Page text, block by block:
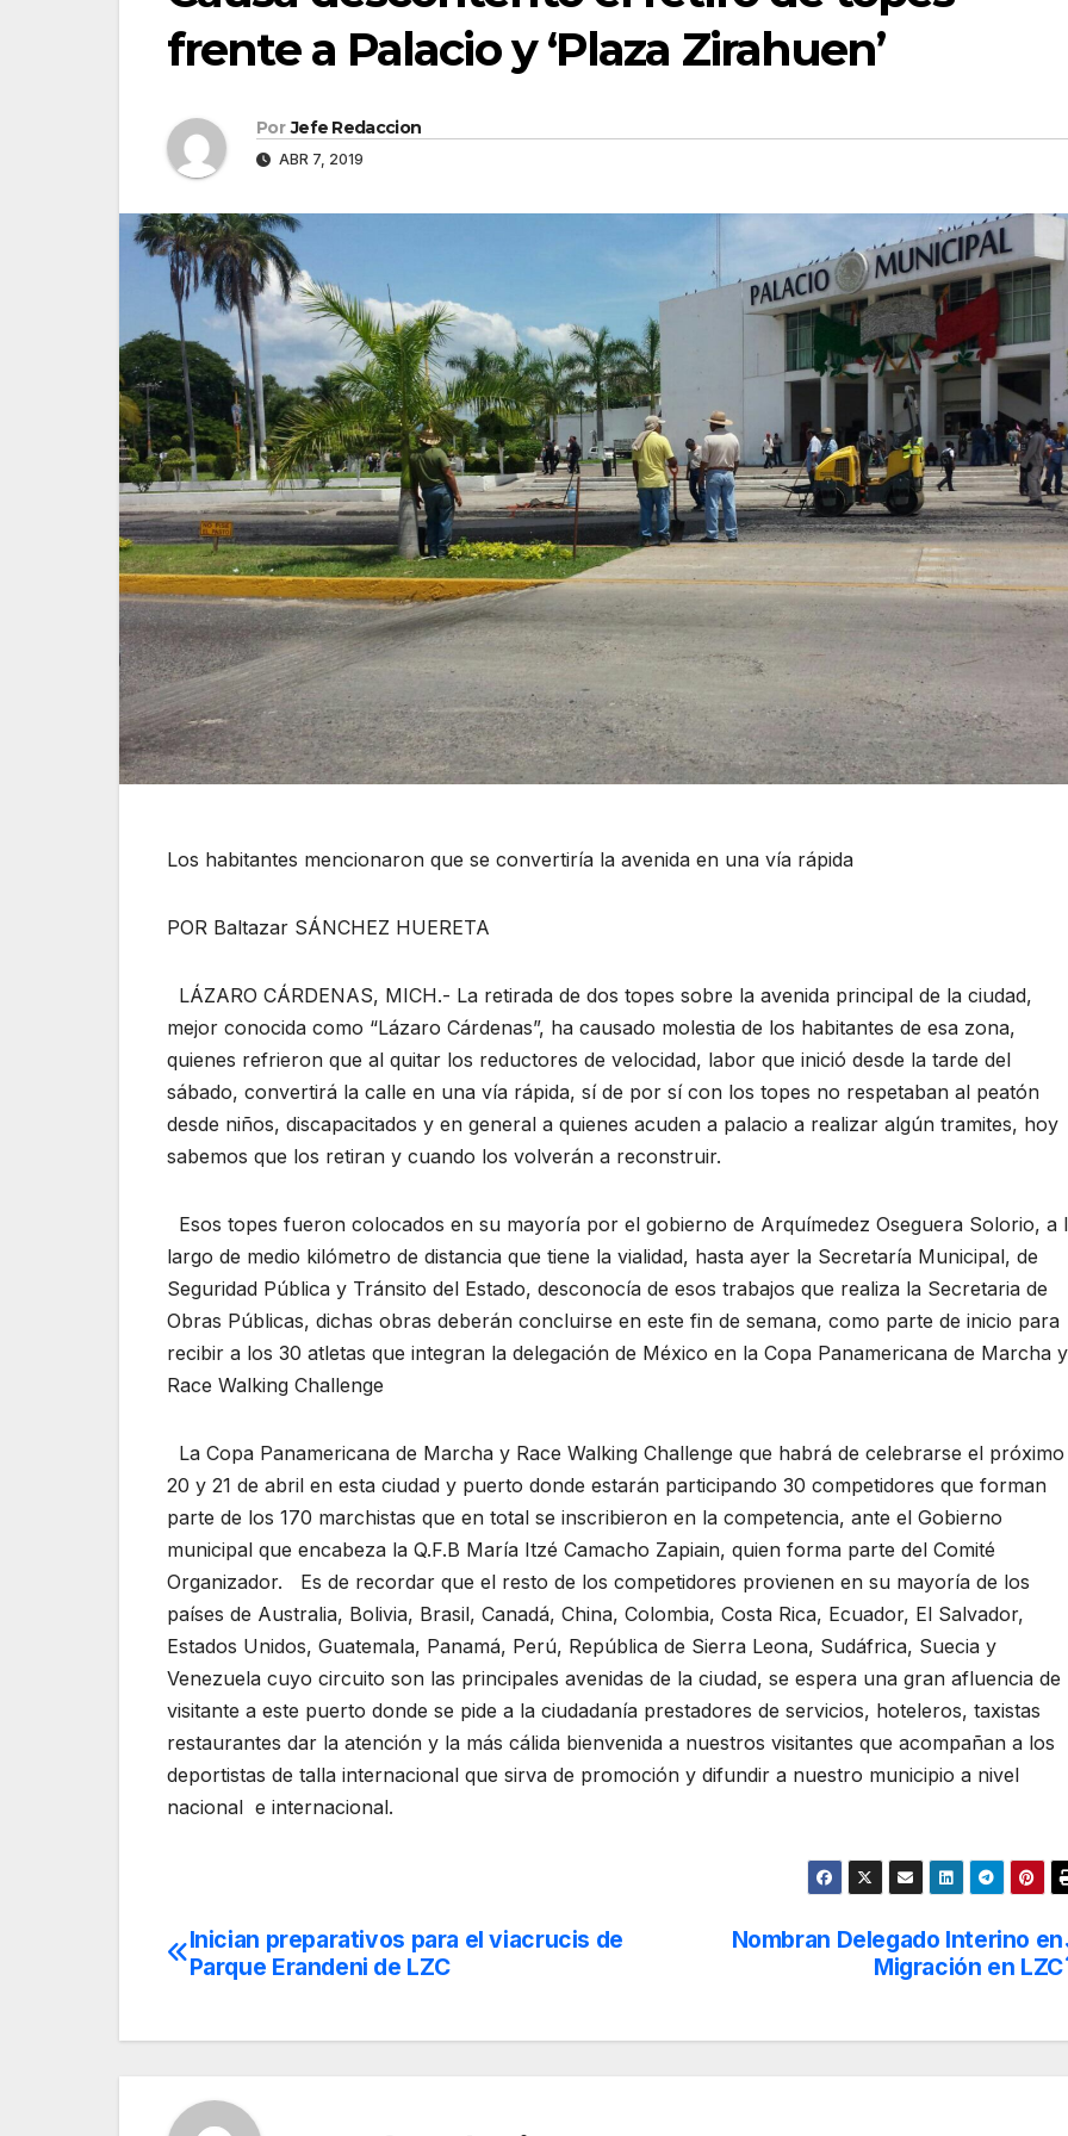
frente a Palacio y ‘Plaza Zirahuen’
Por Jefe Redaccion
ABR 7, 2019
Los habitantes mencionaron que se convertiría la avenida en una vía rápida
POR Baltazar SÁNCHEZ HUERETA
LÁZARO CÁRDENAS, MICH.- La retirada de dos topes sobre la avenida principal de la ciudad,
mejor conocida como “Lázaro Cárdenas”, ha causado molestia de los habitantes de esa zona,
quienes refrieron que al quitar los reductores de velocidad, labor que inició desde la tarde del
sábado, convertirá la calle en una vía rápida, sí de por sí con los topes no respetaban al peatón
desde niños, discapacitados y en general a quienes acuden a palacio a realizar algún tramites, hoy
sabemos que los retiran y cuando los volverán a reconstruir.
Esos topes fueron colocados en su mayoría por el gobierno de Arquímedez Oseguera Solorio, a
largo de medio kilómetro de distancia que tiene la vialidad, hasta ayer la Secretaría Municipal, de
Seguridad Pública y Tránsito del Estado, desconocía de esos trabajos que realiza la Secretaria de
Obras Públicas, dichas obras deberán concluirse en este fin de semana, como parte de inicio para
recibir a los 30 atletas que integran la delegación de México en la Copa Panamericana de Marcha y
Race Walking Challenge
La Copa Panamericana de Marcha y Race Walking Challenge que habrá de celebrarse el próximo
20 y 21 de abril en esta ciudad y puerto donde estarán participando 30 competidores que forman
parte de los 170 marchistas que en total se inscribieron en la competencia, ante el Gobierno
municipal que encabeza la Q.F.B María Itzé Camacho Zapiain, quien forma parte del Comité
Organizador. Es de recordar que el resto de los competidores provienen en su mayoría de los
países de Australia, Bolivia, Brasil, Canadá, China, Colombia, Costa Rica, Ecuador, El Salvador,
Estados Unidos, Guatemala, Panamá, Perú, República de Sierra Leona, Sudáfrica, Suecia y
Venezuela cuyo circuito son las principales avenidas de la ciudad, se espera una gran afluencia de
visitante a este puerto donde se pide a la ciudadanía prestadores de servicios, hoteleros, taxistas
restaurantes dar la atención y la más cálida bienvenida a nuestros visitantes que acompañan a los
deportistas de talla internacional que sirva de promoción y difundir a nuestro municipio a nivel
nacional e internacional.
Navegación
entradas
Nombran Delegado Interino en
Migración en LZC
Inician preparativos para el viacrucis de
Parque Erandeni de LZC